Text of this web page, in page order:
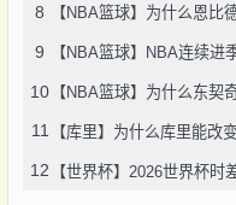
8 【NBA篮球】为什么恩比
9 【NBA篮球】NBA连续进
10 【NBA篮球】为什么东契
11 【库里】为什么库里能改
12 【世界杯】2026世界杯时